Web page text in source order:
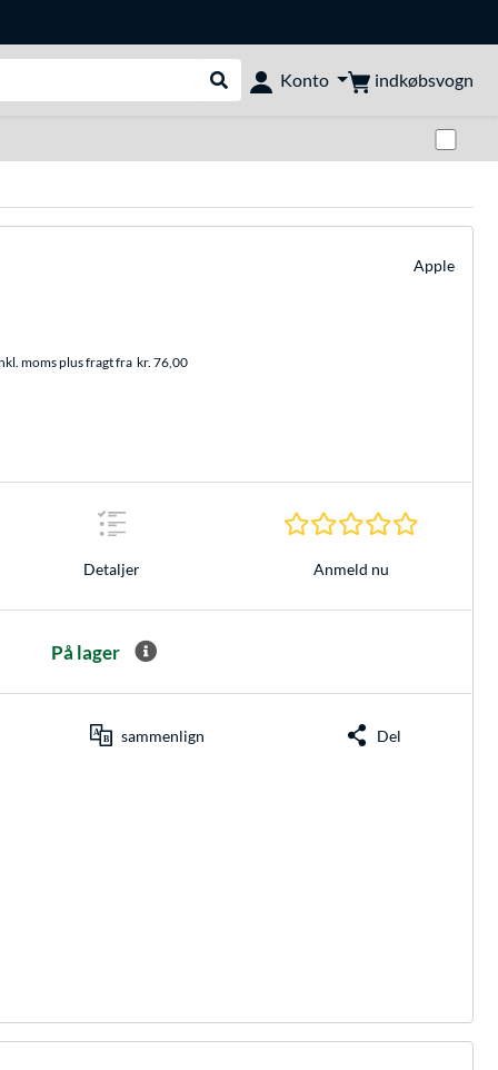
Udfør søgning
Konto indkøbsvogn
Apple
moms plus fragt fra kr. 76,00
Detaljer
0.0
Anmeld nu
På lager
sammenlign Del